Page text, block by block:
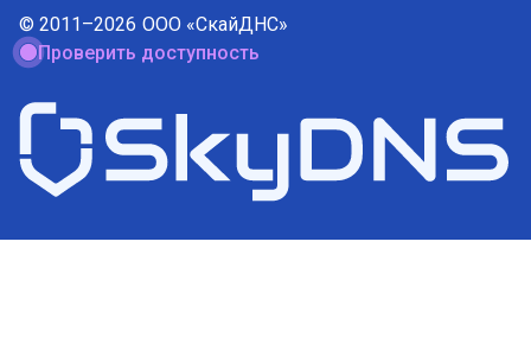
© 2011–2026 ООО «СкайДНС»
Проверить доступность